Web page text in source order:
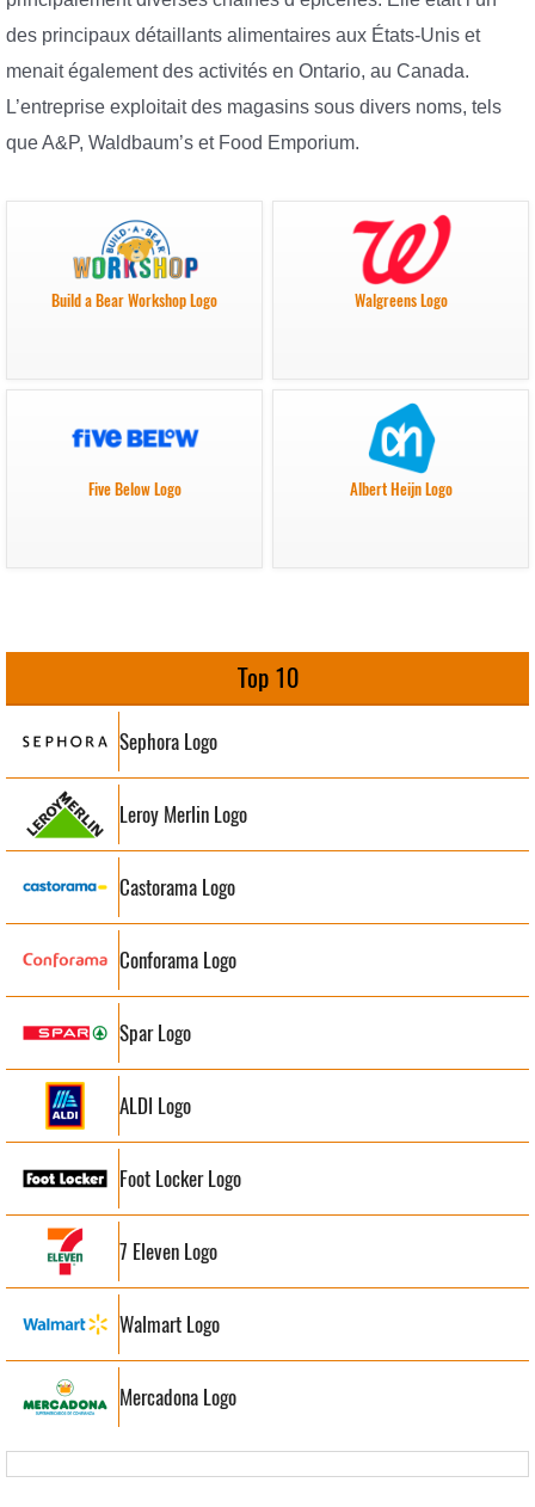
des principaux détaillants alimentaires aux États-Unis et
menait également des activités en Ontario, au Canada.
L’entreprise exploitait des magasins sous divers noms, tels
que A&P, Waldbaum’s et Food Emporium.
Build a Bear Workshop Logo Walgreens Logo
Five Below Logo Albert Heijn Logo
Top 10
Sephora Logo
Leroy Merlin Logo
Castorama Logo
Conforama Logo
Spar Logo
ALDI Logo
Foot Locker Logo
7 Eleven Logo
Walmart Logo
Mercadona Logo